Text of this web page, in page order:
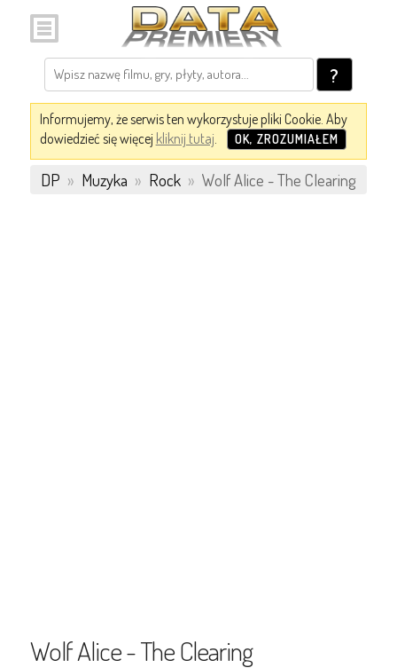
?
Informujemy, że serwis ten wykorzystuje pliki Cookie. Aby
dowiedzieć się więcej kliknij tutaj. OK, ZROZUMIAŁEM
DP » Muzyka » Rock » Wolf Alice - The Clearing
Wolf Alice - The Clearing